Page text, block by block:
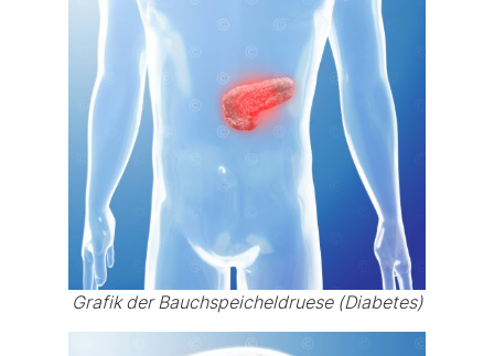
Grafik der Bauchspeicheldruese (Diabetes)